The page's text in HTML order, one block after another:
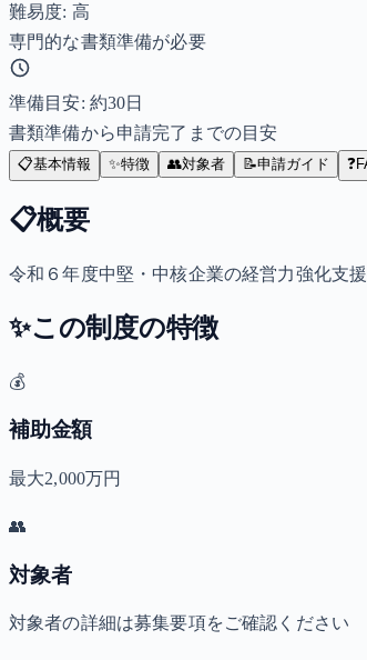
難易度: 高
専門的な書類準備が必要
準備目安: 約30日
書類準備から申請完了までの目安
📋基本情報 ✨特徴 👥対象者 📝申請ガイド ❓
📋概要
令和６年度中堅・中核企業の経営力強化支
✨この制度の特徴
💰
補助金額
最大2,000万円
👥
対象者
対象者の詳細は募集要項をご確認ください